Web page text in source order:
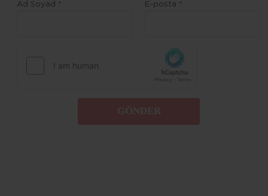
Ad Soyad * E-posta *